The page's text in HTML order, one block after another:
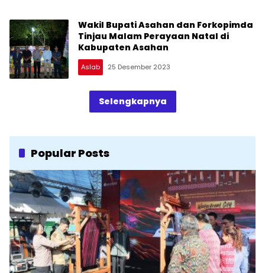
Wakil Bupati Asahan dan Forkopimda
Tinjau Malam Perayaan Natal di
Kabupaten Asahan
Aslab 25 Desember 2023
Selengkapnya
Popular Posts